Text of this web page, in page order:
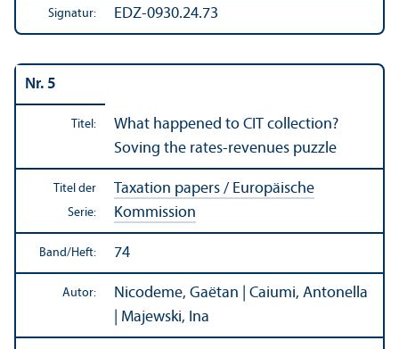
Signatur: EDZ-0930.24.73
Nr. 5
Titel:
What happened to CIT collection?
Soving the rates-revenues puzzle
Titel der
Serie:
Taxation papers / Europäische
Kommission
Band/Heft: 74
Autor:
Nicodeme, Gaëtan | Caiumi, Antonella
| Majewski, Ina